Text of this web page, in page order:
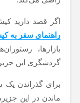
اگر قصد دارید
راهنمای سفر به
بازارها،
گردشگری این
برای گذراندن
ماندن در این